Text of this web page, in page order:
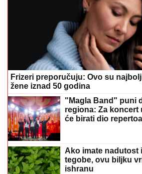
Frizeri preporučuju: Ovo su
žene iznad 50 godina
"Magla Band" puni
regiona: Za koncert
će birati dio
Ako imate nadutost
tegobe, ovu biljku
ishranu